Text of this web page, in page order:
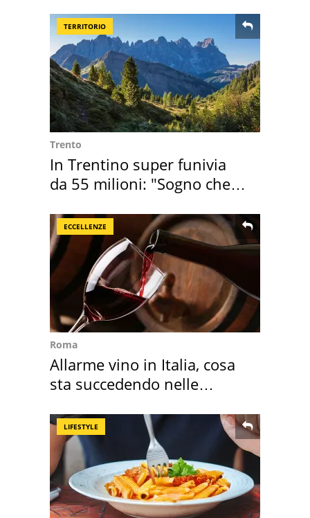
TERRITORIO
Trento
In Trentino super funivia
da 55 milioni: "Sogno che si
ECCELLENZE
Roma
Allarme vino in Italia, cosa
sta succedendo nelle
LIFESTYLE